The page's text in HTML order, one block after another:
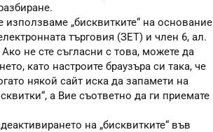
използваме „бисквитките“ на основание
търговия (ЗЕТ) и член 6, ал.
Ако не сте съгласни с това, можете да
като настроите браузъра си така, че
някой сайт иска да запамети на
а Вие съответно да ги приемате
на „бисквитките“ във